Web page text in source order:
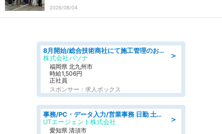
2026/08/04
＞
8月開始/総合技術商社にて施工管理のお仕事/即日勤務可/車通勤可/工事・土木施工管理/生産・品質管理
株式会社パソナ
福岡県 北九州市
時給1,506円
正社員
スポンサー：求人ボックス
＞
事務/PC・データ入力/営業事務 日勤 土日休み 残業少なめ 車通勤OK 総合事務
UTエージェント株式会社
愛知県 清須市